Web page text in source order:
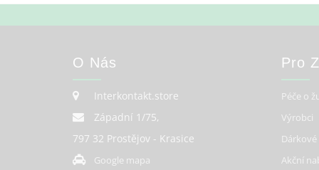
O Nás
Interkontakt.store
Západní 1/75,
797 32 Prostějov - Krasice
Google mapa
Pro
Péče o
Výrobci
Akční